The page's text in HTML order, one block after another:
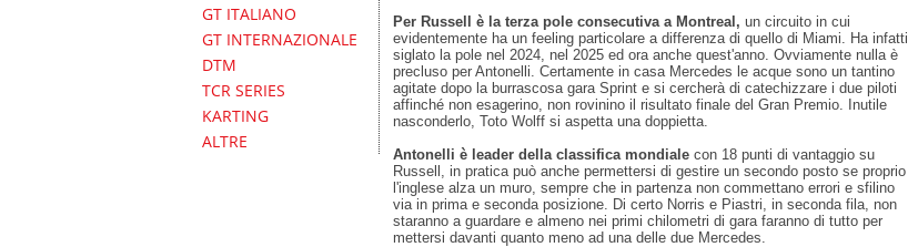
GT ITALIANO
GT INTERNAZIONALE
DTM
TCR SERIES
KARTING
ALTRE
Per Russell è la terza pole consecutiva a Montreal, un circuito in cui
evidentemente ha un feeling particolare a differenza di quello di Miami. Ha infatti
siglato la pole nel 2024, nel 2025 ed ora anche quest'anno. Ovviamente nulla è
precluso per Antonelli. Certamente in casa Mercedes le acque sono un tantino
agitate dopo la burrascosa gara Sprint e si cercherà di catechizzare i due piloti
affinché non esagerino, non rovinino il risultato finale del Gran Premio. Inutile
nasconderlo, Toto Wolff si aspetta una doppietta.
Antonelli è leader della classifica mondiale con 18 punti di vantaggio su
Russell, in pratica può anche permettersi di gestire un secondo posto se proprio
l'inglese alza un muro, sempre che in partenza non commettano errori e sfilino
via in prima e seconda posizione. Di certo Norris e Piastri, in seconda fila, non
staranno a guardare e almeno nei primi chilometri di gara faranno di tutto per
mettersi davanti quanto meno ad una delle due Mercedes.